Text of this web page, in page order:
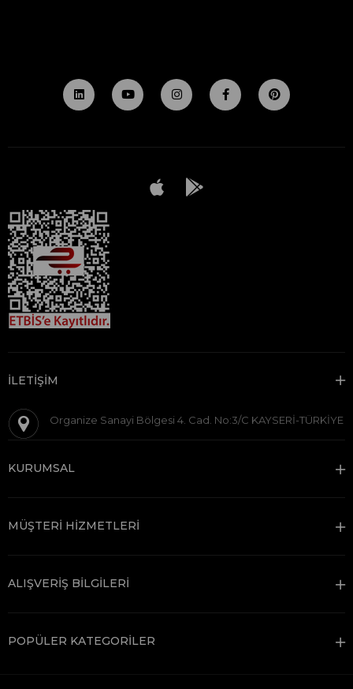
İLETİŞİM
Organize Sanayi Bölgesi 4. Cad. No:3/C KAYSERİ-TÜRKİYE
KURUMSAL
MÜŞTERİ HİZMETLERİ
ALIŞVERİŞ BİLGİLERİ
POPÜLER KATEGORİLER